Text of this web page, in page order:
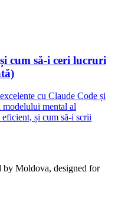
cum să-i ceri lucruri
cu Claude Code și
modelului mental al
și cum să-i scrii
by Moldova, designed for